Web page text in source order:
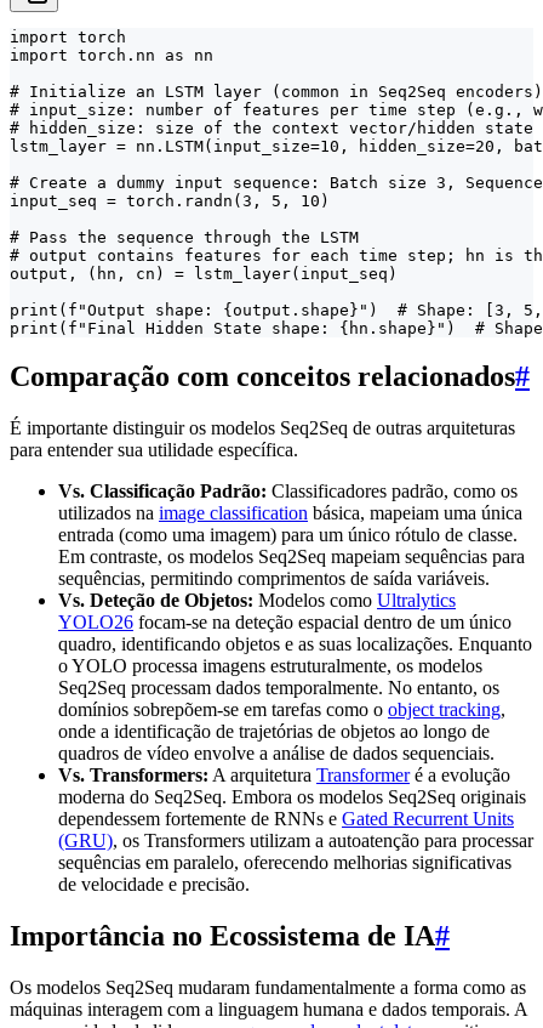
import torch
import torch.nn as nn
# Initialize an LSTM layer (common in Seq2Seq encoders)
# input_size: number of features per time step (e.g.,
# hidden_size: size of the context vector/hidden state
lstm_layer = nn.LSTM(input_size=10, hidden_size=20,
# Create a dummy input sequence: Batch size 3,
input_seq = torch.randn(3, 5, 10)
# Pass the sequence through the LSTM
# output contains features for each time step; hn is
output, (hn, cn) = lstm_layer(input_seq)
print(f"Output shape: {output.shape}")  # Shape: [3,
print(f"Final Hidden State shape: {hn.shape}")  #
Comparação com conceitos relacionados#
É importante distinguir os modelos Seq2Seq de outras arquiteturas
para entender sua utilidade específica.
Vs. Classificação Padrão: Classificadores padrão, como os
utilizados na image classification básica, mapeiam uma única
entrada (como uma imagem) para um único rótulo de classe.
Em contraste, os modelos Seq2Seq mapeiam sequências para
sequências, permitindo comprimentos de saída variáveis.
Vs. Deteção de Objetos: Modelos como Ultralytics
YOLO26 focam-se na deteção espacial dentro de um único
quadro, identificando objetos e as suas localizações. Enquanto
o YOLO processa imagens estruturalmente, os modelos
Seq2Seq processam dados temporalmente. No entanto, os
domínios sobrepõem-se em tarefas como o object tracking,
onde a identificação de trajetórias de objetos ao longo de
quadros de vídeo envolve a análise de dados sequenciais.
Vs. Transformers: A arquitetura Transformeré a evolução
moderna do Seq2Seq. Embora os modelos Seq2Seq originais
dependessem fortemente de RNNs e Gated Recurrent Units
(GRU), os Transformers utilizam a autoatenção para processar
sequências em paralelo, oferecendo melhorias significativas
de velocidade e precisão.
Importância no Ecossistema de IA#
Os modelos Seq2Seq mudaram fundamentalmente a forma como as
máquinas interagem com a linguagem humana e dados temporais. A